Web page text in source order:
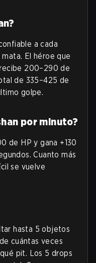
a cada
El héroe que
200–290 de
de 335–425 de
golpe.
por minuto?
de HP y gana +130
Cuanto más
se vuelve
hasta 5 objetos
cuántas veces
pit. Los 5 drops